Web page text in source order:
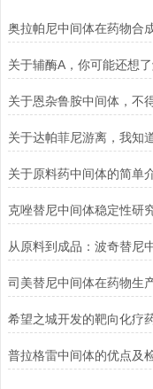
奥拉帕尼中间体在药物合
关于辅酶A，你可能还想了
关于原料药中间体的简单
司美替尼中间体在药物生
普拉格雷中间体的优点及